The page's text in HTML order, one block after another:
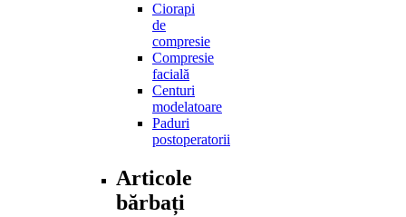
Ciorapi
de
compresie
Compresie
facială
Centuri
modelatoare
Paduri
postoperatorii
Articole
bărbați